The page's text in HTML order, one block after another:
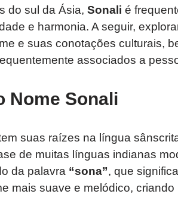
do sul da Ásia, Sonali é
e harmonia. A seguir,
e suas conotações culturais,
associados a
Nome Sonali
suas raízes na língua
de muitas línguas indianas
da palavra “sona”, que
mais suave e melódico,